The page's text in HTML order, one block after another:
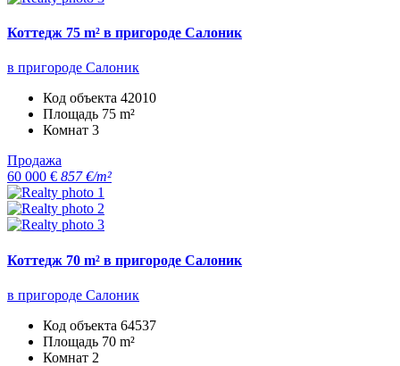
Коттедж 75 m² в пригороде Салоник
в пригороде Салоник
Код объекта 42010
Площадь 75 m²
Комнат 3
Продажа
60 000 € 857 €/m²
Коттедж 70 m² в пригороде Салоник
в пригороде Салоник
Код объекта 64537
Площадь 70 m²
Комнат 2